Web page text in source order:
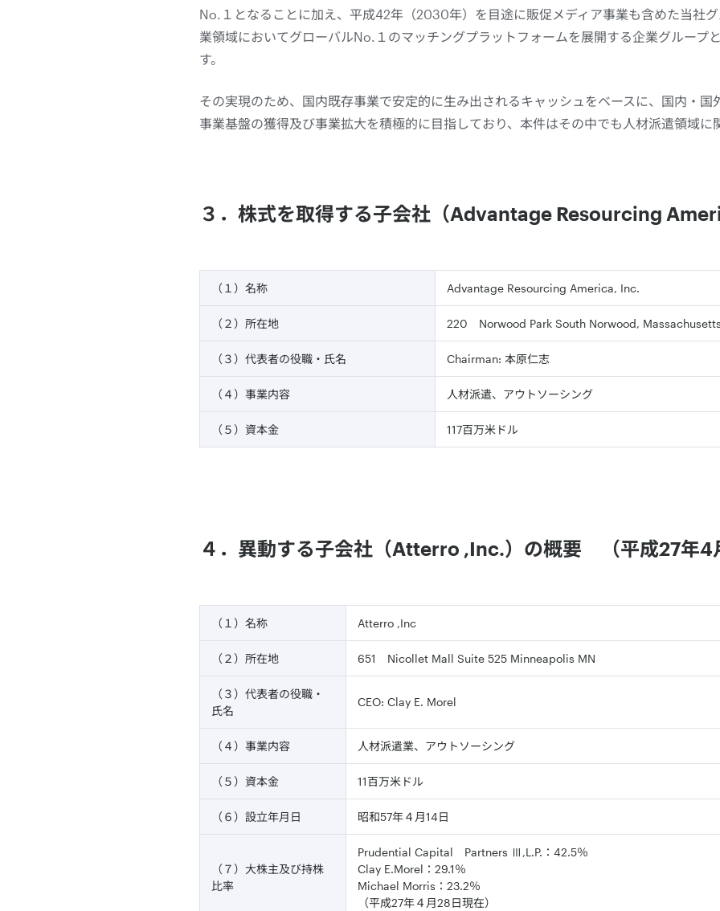
No.１となることに加え、平成42年（2030年）を目途に販促メディア事業も含めた当社
業領域においてグローバルNo.１のマッチングプラットフォームを展開する企業グループ
す。
その実現のため、国内既存事業で安定的に生み出されるキャッシュをベースに、国内・国
事業基盤の獲得及び事業拡大を積極的に目指しており、本件はその中でも人材派遣領域に
３．株式を取得する子会社（Advantage Resourcing
（１）名称 Advantage Resourcing America, Inc.
（２）所在地 220 Norwood Park South Norwood, Massachusetts
（３）代表者の役職・氏名 Chairman: 本原仁志
（４）事業内容 人材派遣、アウトソーシング
（５）資本金 117百万米ドル
４．異動する子会社（Atterro ,Inc.）の概要 （平成27年4
（１）名称 Atterro ,Inc
（２）所在地 651 Nicollet Mall Suite 525 Minneapolis MN
（３）代表者の役職・
氏名
CEO: Clay E. Morel
（４）事業内容 人材派遣業、アウトソーシング
（５）資本金 11百万米ドル
（６）設立年月日 昭和57年４月14日
（７）大株主及び持株
比率
Prudential Capital Partners Ⅲ,L.P.：42.5％
Clay E.Morel：29.1％
Michael Morris：23.2％
（平成27年４月28日現在）